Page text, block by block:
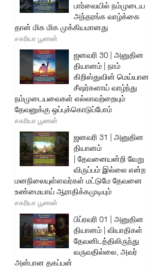
பார்வையில் நம்முடைய
அந்தரங்க வாழ்க்கை
தான் மிக மிக முக்கியமானது
சகரியா பூணன்
ஜனவரி 30 | அனுதின
தியானம் | நாம்
கிறிஸ்துவின் மெய்யான
சீஷர்களாய் வாழ்ந்து
நம்முடையவைகள் எல்லாவற்றையும்
தேவனுக்கு ஒப்புக்கொடுப்போம்
சகரியா பூணன்
ஜனவரி 31 | அனுதின
தியானம்
| தேவனையன்றி வேறு
விருப்பம் இல்லை என்ற
மனநிலையுள்ளவர்கள் மட்டுமே தேவனை
உண்மையாய் ஆராதிக்கமுடியும்
சகரியா பூணன்
பிப்ரவரி 01 | அனுதின
தியானம் | வியாதிகள்
தேவனிடத்திலிருந்து
வருவதில்லை, அவர்
அன்பான தகப்பன்